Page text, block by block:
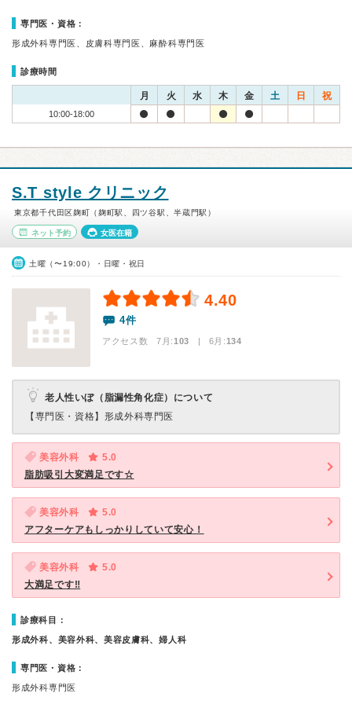
専門医・資格：
形成外科専門医、皮膚科専門医、麻酔科専門医
診療時間
月 火 水 木 金 土 日 祝
10:00-18:00
S.T style クリニック
東京都千代田区麹町（麹町駅、四ツ谷駅、半蔵門駅）
ネット予約 女医在籍
土曜（〜19:00）・日曜・祝日
4.40
4件
アクセス数 7月:103 | 6月:134
老人性いぼ（脂漏性角化症）について
【専門医・資格】 形成外科専門医
美容外科
5.0
脂肪吸引大変満足です☆
美容外科
5.0
アフターケアもしっかりしていて安心！
美容外科
5.0
大満足です‼
診療科目：
形成外科、美容外科、美容皮膚科、婦人科
専門医・資格：
形成外科専門医